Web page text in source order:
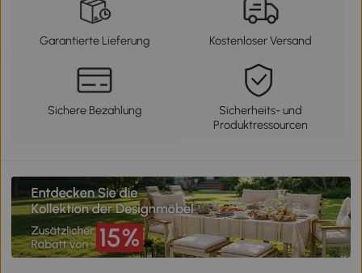
Garantierte Lieferung Kostenloser Versand
Sichere Bezahlung
Sicherheits- und
Produktressourcen